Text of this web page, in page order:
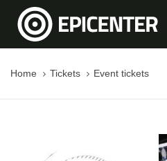
links
primary
SkipHome Tickets Event tickets